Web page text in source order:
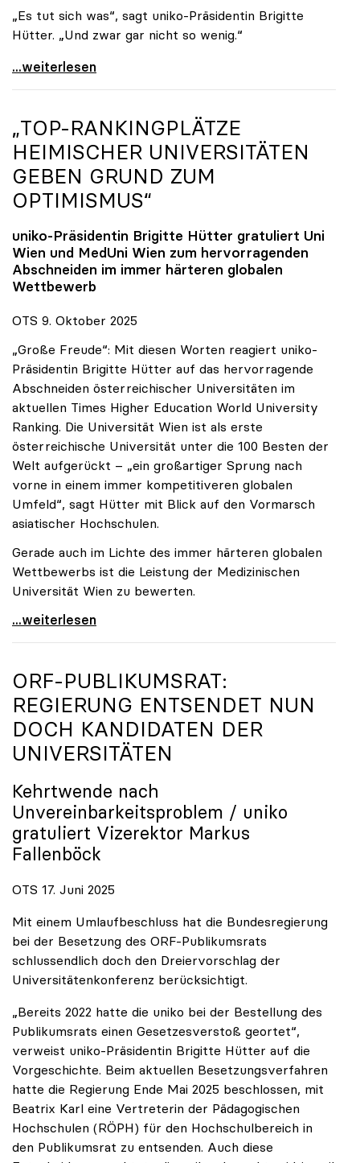
„Es tut sich was“, sagt uniko-Präsidentin Brigitte
Hütter. „Und zwar gar nicht so wenig.“
Reges Interesse von US-Forscher:innen an
...weiterlesen
„TOP-RANKINGPLÄTZE
HEIMISCHER UNIVERSITÄTEN
GEBEN GRUND ZUM
OPTIMISMUS“
uniko-Präsidentin Brigitte Hütter gratuliert Uni
Wien und MedUni Wien zum hervorragenden
Abschneiden im immer härteren globalen
Wettbewerb
OTS 9. Oktober 2025
„Große Freude“: Mit diesen Worten reagiert uniko-
Präsidentin Brigitte Hütter auf das hervorragende
Abschneiden österreichischer Universitäten im
aktuellen Times Higher Education World University
Ranking. Die Universität Wien ist als erste
österreichische Universität unter die 100 Besten der
Welt aufgerückt – „ein großartiger Sprung nach
vorne in einem immer kompetitiveren globalen
Umfeld“, sagt Hütter mit Blick auf den Vormarsch
asiatischer Hochschulen.
Gerade auch im Lichte des immer härteren globalen
Wettbewerbs ist die Leistung der Medizinischen
Universität Wien zu bewerten.
„Top-Rankingplätze heimischer Universitäten geben
...weiterlesen
ORF-PUBLIKUMSRAT:
REGIERUNG ENTSENDET NUN
DOCH KANDIDATEN DER
UNIVERSITÄTEN
Kehrtwende nach
Unvereinbarkeitsproblem / uniko
gratuliert Vizerektor Markus
Fallenböck
OTS 17. Juni 2025
Mit einem Umlaufbeschluss hat die Bundesregierung
bei der Besetzung des ORF-Publikumsrats
schlussendlich doch den Dreiervorschlag der
Universitätenkonferenz berücksichtigt.
„Bereits 2022 hatte die uniko bei der Bestellung des
Publikumsrats einen Gesetzesverstoß geortet“,
verweist uniko-Präsidentin Brigitte Hütter auf die
Vorgeschichte. Beim aktuellen Besetzungsverfahren
hatte die Regierung Ende Mai 2025 beschlossen, mit
Beatrix Karl eine Vertreterin der Pädagogischen
Hochschulen (RÖPH) für den Hochschulbereich in
den Publikumsrat zu entsenden. Auch diese